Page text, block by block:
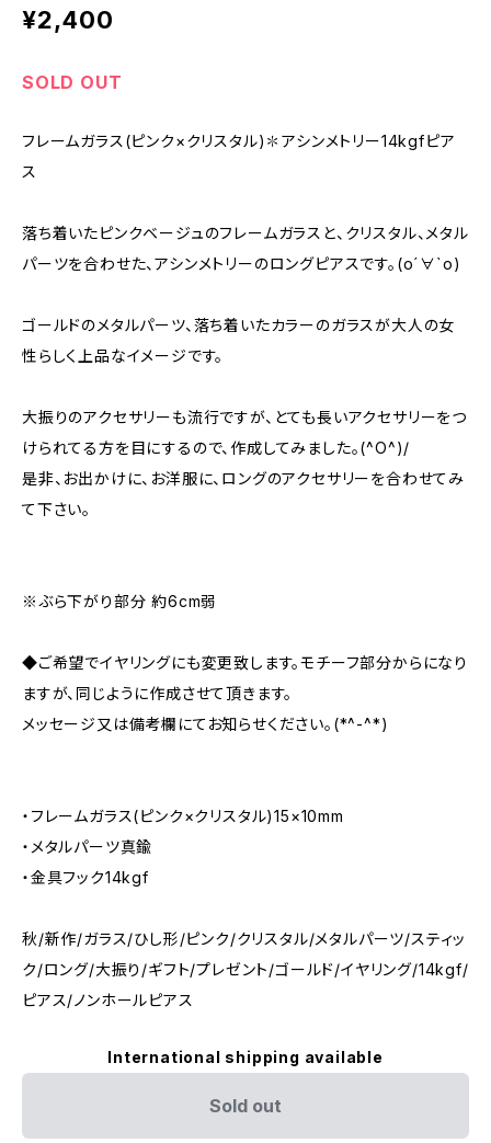
¥2,400
SOLD OUT
フレームガラス(ピンク×クリスタル)✽アシンメトリー14kgfピア
ス
落ち着いたピンクベージュのフレームガラスと、クリスタル、メタル
パーツを合わせた、アシンメトリーのロングピアスです。(о´∀`о)
ゴールドのメタルパーツ、落ち着いたカラーのガラスが大人の女
性らしく上品なイメージです。
大振りのアクセサリーも流行ですが、とても長いアクセサリーをつ
けられてる方を目にするので、作成してみました。(^O^)/
是非、お出かけに、お洋服に、ロングのアクセサリーを合わせてみ
て下さい。
※ぶら下がり部分 約6cm弱
◆ご希望でイヤリングにも変更致します。モチーフ部分からになり
ますが、同じように作成させて頂きます。
メッセージ又は備考欄にてお知らせください。(*^-^*)
・フレームガラス(ピンク×クリスタル)15×10mm
・メタルパーツ真鍮
・金具フック14kgf
秋/新作/ガラス/ひし形/ピンク/クリスタル/メタルパーツ/スティッ
ク/ロング/大振り/ギフト/プレゼント/ゴールド/イヤリング/14kgf/
ピアス/ノンホールピアス
International shipping available
Sold out